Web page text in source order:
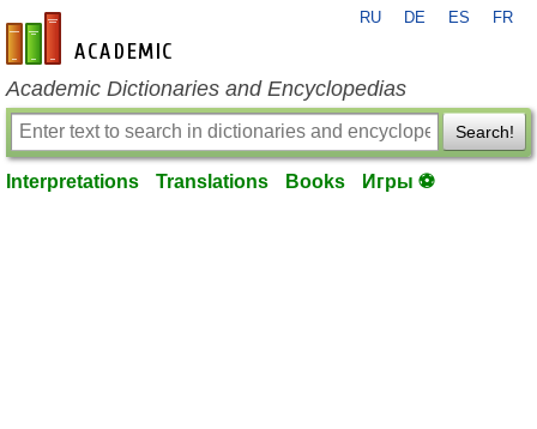
en-academic.com
RU DE ES FR
Academic Dictionaries and Encyclopedias
Search!
Interpretations Translations Books Игры ⚽